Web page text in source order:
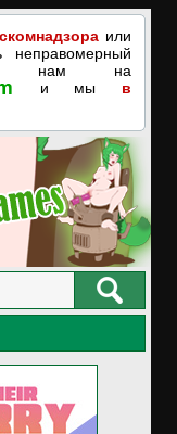
или
нам на
и мы в